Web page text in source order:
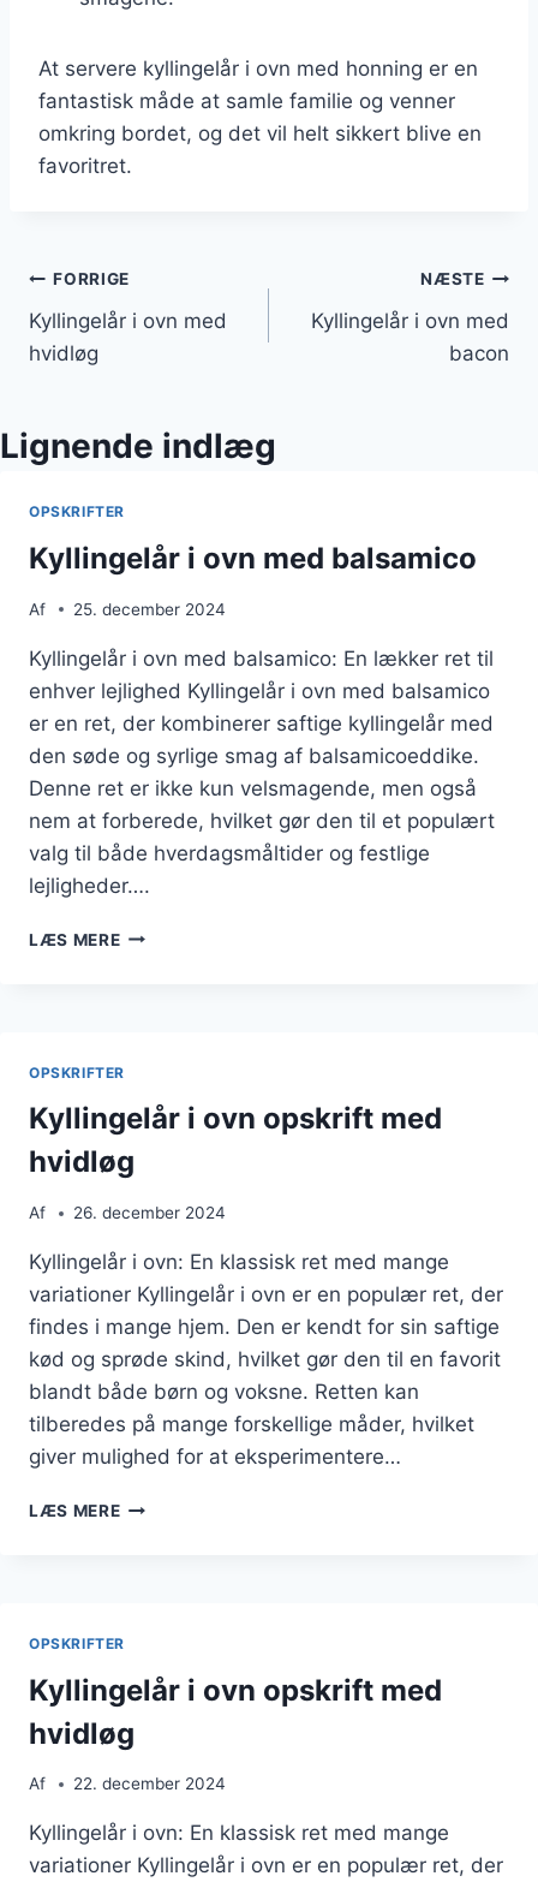
At servere kyllingelår i ovn med honning er en
fantastisk måde at samle familie og venner
omkring bordet, og det vil helt sikkert blive en
favoritret.
Indlægsnavigation
FORRIGE
Kyllingelår i ovn med
hvidløg
NÆSTE
Kyllingelår i ovn med
bacon
Lignende indlæg
OPSKRIFTER
Kyllingelår i ovn med balsamico
Af 25. december 2024
Kyllingelår i ovn med balsamico: En lækker ret til
enhver lejlighed Kyllingelår i ovn med balsamico
er en ret, der kombinerer saftige kyllingelår med
den søde og syrlige smag af balsamicoeddike.
Denne ret er ikke kun velsmagende, men også
nem at forberede, hvilket gør den til et populært
valg til både hverdagsmåltider og festlige
lejligheder….
LÆS MEREKYLLINGELÅR
OPSKRIFTER
Kyllingelår i ovn opskrift med
hvidløg
Af 26. december 2024
Kyllingelår i ovn: En klassisk ret med mange
variationer Kyllingelår i ovn er en populær ret, der
findes i mange hjem. Den er kendt for sin saftige
kød og sprøde skind, hvilket gør den til en favorit
blandt både børn og voksne. Retten kan
tilberedes på mange forskellige måder, hvilket
giver mulighed for at eksperimentere…
LÆS MEREKYLLINGELÅR
OPSKRIFTER
Kyllingelår i ovn opskrift med
hvidløg
Af 22. december 2024
Kyllingelår i ovn: En klassisk ret med mange
variationer Kyllingelår i ovn er en populær ret, der